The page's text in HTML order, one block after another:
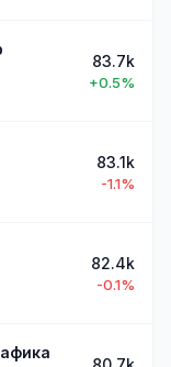
83.7k
+0.5%
83.1k
-1.1%
82.4k
-0.1%